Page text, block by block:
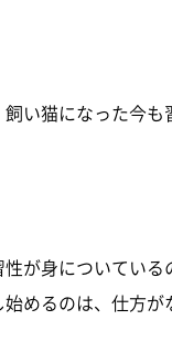
い猫になった今も
性が身についてい
めるのは、仕方が